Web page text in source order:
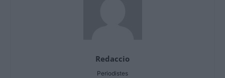
Redaccio
Periodistes